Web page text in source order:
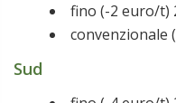
fino (-2 euro/t)
convenzionale
Sud